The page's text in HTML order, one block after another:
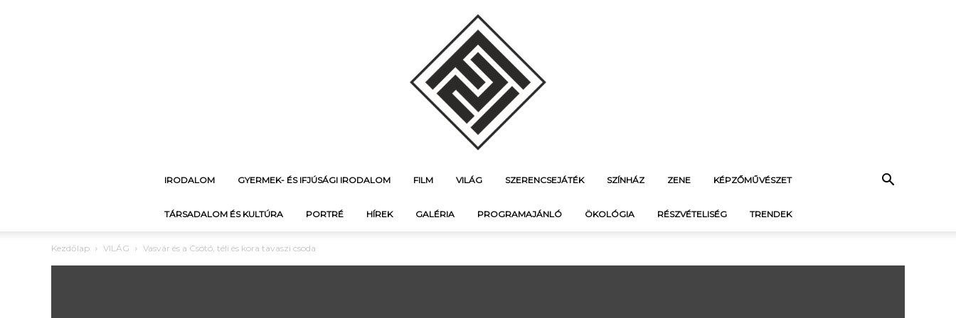
f21.hu
IRODALOM GYERMEK- ÉS IFJÚSÁGI IRODALOM FILM VILÁG SZERENCSEJÁTÉK SZÍNHÁZ ZENE KÉPZŐMŰVÉSZET
TÁRSADALOM ÉS KULTÚRA PORTRÉ HÍREK GALÉRIA PROGRAMAJÁNLÓ ÖKOLÓGIA RÉSZVÉTELISÉG TRENDEK
Kezdőlap VILÁG Vasvár és a Csótó, téli és kora tavaszi csoda